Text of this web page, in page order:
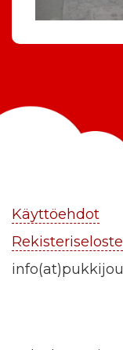
Käyttöehdot
Rekisteriseloste